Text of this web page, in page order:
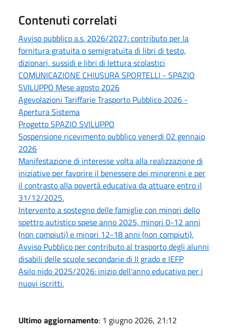
Contenuti correlati
Avviso pubblico a.s. 2026/2027: contributo per la
fornitura gratuita o semigratuita di libri di testo,
dizionari, sussidi e libri di lettura scolastici
COMUNICAZIONE CHIUSURA SPORTELLI - SPAZIO
SVILUPPO Mese agosto 2026
Agevolazioni Tariffarie Trasporto Pubblico 2026 -
Apertura Sistema
Progetto SPAZIO SVILUPPO
Sospensione ricevimento pubblico venerdi 02 gennaio
2026
Manifestazione di interesse volta alla realizzazione di
iniziative per favorire il benessere dei minorenni e per
il contrasto alla povertà educativa da attuare entro il
31/12/2025.
Intervento a sostegno delle famiglie con minori dello
spettro autistico spese anno 2025, minori 0-12 anni
(non compiuti) e minori 12-18 anni (non compiuti).
Avviso Pubblico per contributo al trasporto degli alunni
disabili delle scuole secondarie di II grado e IEFP
Asilo nido 2025/2026: inizio dell'anno educativo per i
nuovi iscritti.
Ultimo aggiornamento: 1 giugno 2026, 21:12